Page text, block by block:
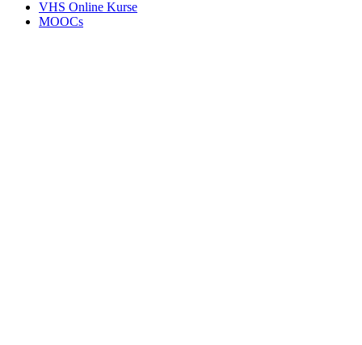
VHS Online Kurse
MOOCs